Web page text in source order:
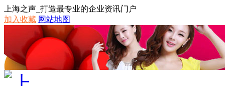
上海之声_打造最专业的企业资讯门户
加入收藏 网站地图